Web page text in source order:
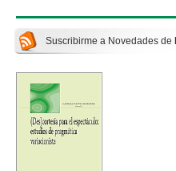
Suscribirme a Novedades de